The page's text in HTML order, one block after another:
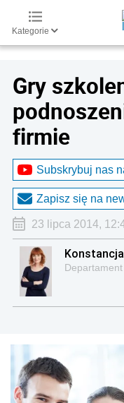
Kategorie
Gry
firmie
Subskrybuj nas
Zapisz się na
23 lipca 2014,